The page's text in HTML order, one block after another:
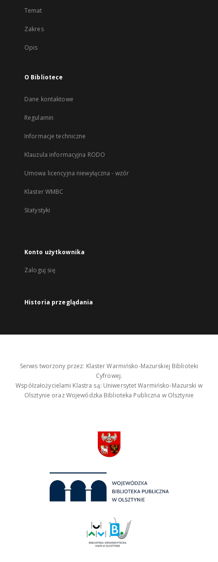
Temat
Zakres
Opis
O Bibliotece
Dane kontaktowe
Regulamin
Informacje techniczne
Klauzula informacyjna RODO
Umowa licencyjna niewyłączna - wzór
Klaster WMBC
Statystyki
Konto użytkownika
Zaloguj się
Historia przeglądania
Serwis tworzony przez: Klaster Warmińsko-Mazurskiej Biblioteki
Cyfrowej.
Współzałożycielami Klastra są: Uniwersytet Warmińsko-Mazurski w
Olsztynie oraz Wojewódzka Biblioteka Publiczna w Olsztynie